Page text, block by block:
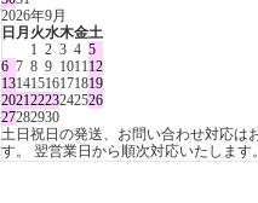
2026年9月
日 月 火水木金土
1 2 3 4 5
6 7 8 9 1011 12
13141516171819
20212223242526
27282930
土日祝日の発送、お問い合わせ対応は
す。 翌営業日から順次対応いたします。